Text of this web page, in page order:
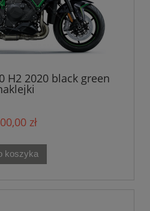
H2 2020 black green
zł
koszyka